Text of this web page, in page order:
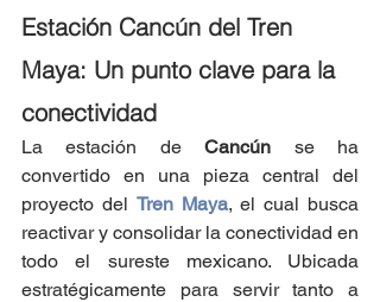
Estación Cancún del Tren
Maya: Un punto clave para la
conectividad
La estación de Cancún se ha
convertido en una pieza central del
proyecto del Tren Maya, el cual busca
reactivar y consolidar la conectividad en
todo el sureste mexicano. Ubicada
estratégicamente para servir tanto a